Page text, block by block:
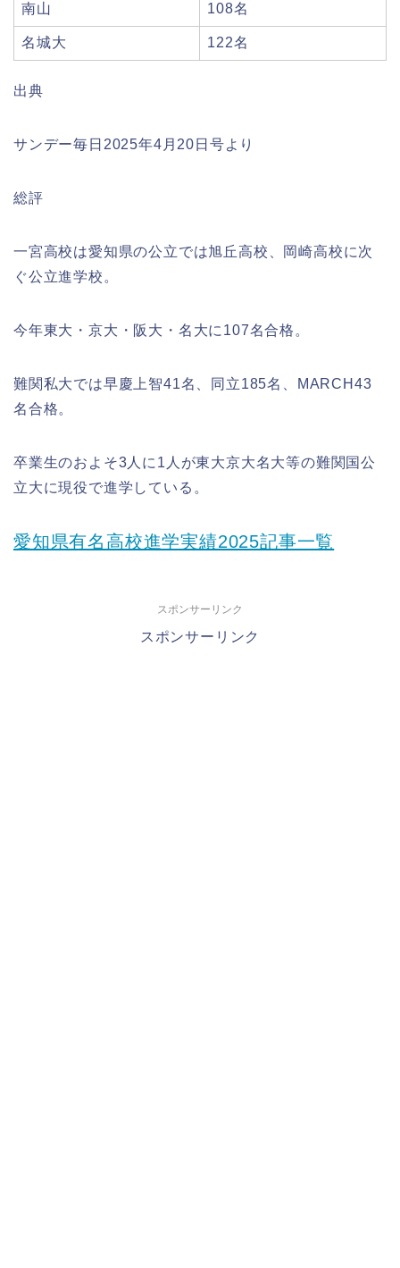
南山 108名
名城大 122名
出典
サンデー毎日2025年4月20日号より
総評
一宮高校は愛知県の公立では旭丘高校、岡崎高校に次
ぐ公立進学校。
今年東大・京大・阪大・名大に107名合格。
難関私大では早慶上智41名、同立185名、MARCH43
名合格。
卒業生のおよそ3人に1人が東大京大名大等の難関国公
立大に現役で進学している。
愛知県有名高校進学実績2025記事一覧
スポンサーリンク
スポンサーリンク